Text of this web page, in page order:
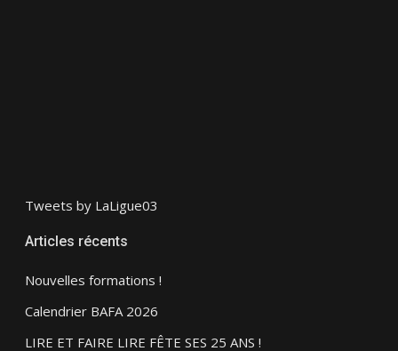
Tweets by LaLigue03
Articles récents
Nouvelles formations !
Calendrier BAFA 2026
LIRE ET FAIRE LIRE FÊTE SES 25 ANS !